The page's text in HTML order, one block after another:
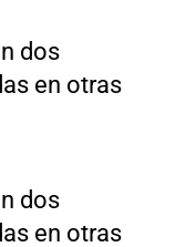
dos
en otras
dos
en otras